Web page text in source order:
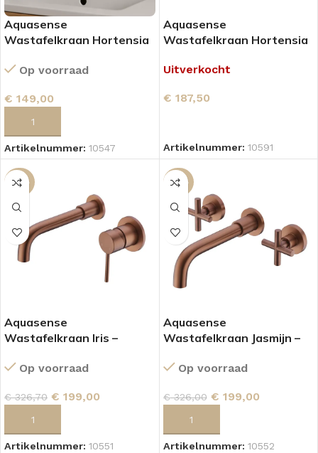
Aquasense
Wastafelkraan Hortensia
Op voorraad
€ 149,00
Artikelnummer: 10547
Aquasense
Wastafelkraan Hortensia
Uitverkocht
€ 187,50
Artikelnummer: 10591
-39%
Aquasense
Wastafelkraan Iris –
(Inbouwkraan)
Op voorraad
€326,70 € 199,00
Artikelnummer: 10551
-39%
Aquasense
Wastafelkraan Jasmijn –
(Inbouwkraan)
Op voorraad
€326,00 € 199,00
Artikelnummer: 10552